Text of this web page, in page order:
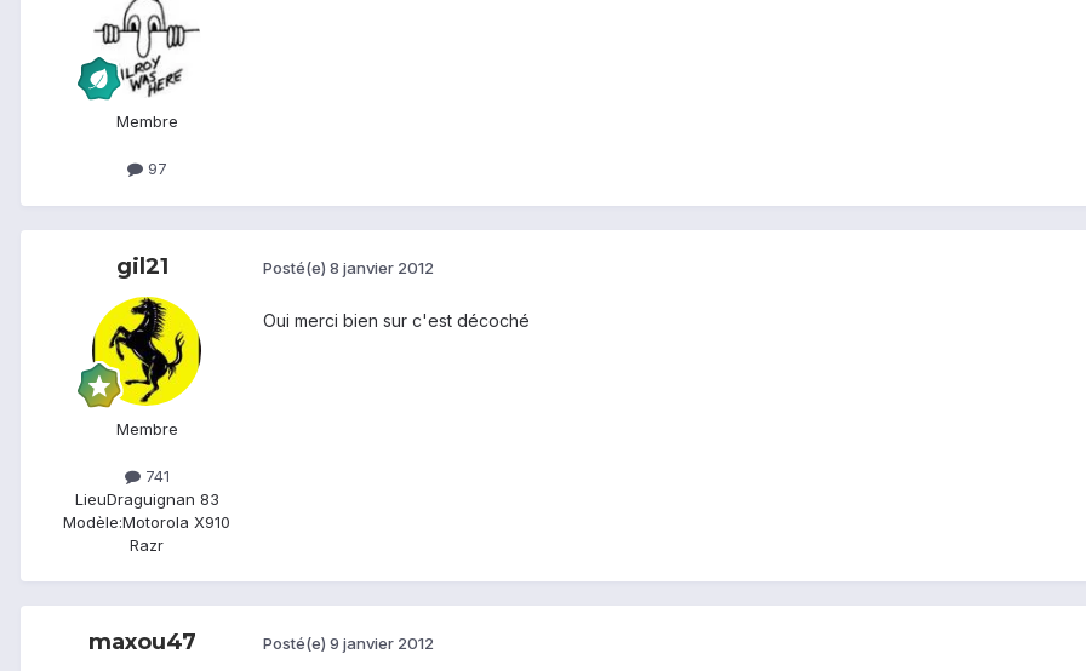
Membre
97
gil21
Membre
741
LieuDraguignan 83
Modèle:Motorola X910
Razr
Posté(e) 8 janvier 2012
Oui merci bien sur c'est décoché
maxou47 Posté(e) 9 janvier 2012